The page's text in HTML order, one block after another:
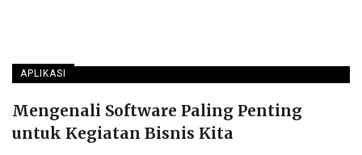
APLIKASI
Mengenali Software Paling Penting
untuk Kegiatan Bisnis Kita